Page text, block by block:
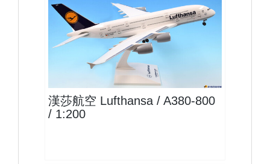
DLH20A388P02
漢莎航空 Lufthansa / A380-800
/ 1:200